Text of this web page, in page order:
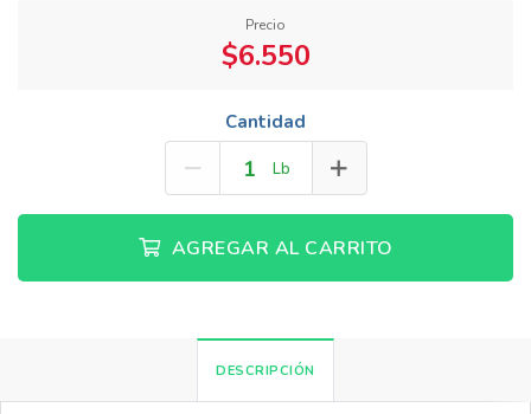
Precio
$6.550
Cantidad
Lb
AGREGAR AL CARRITO
DESCRIPCIÓN